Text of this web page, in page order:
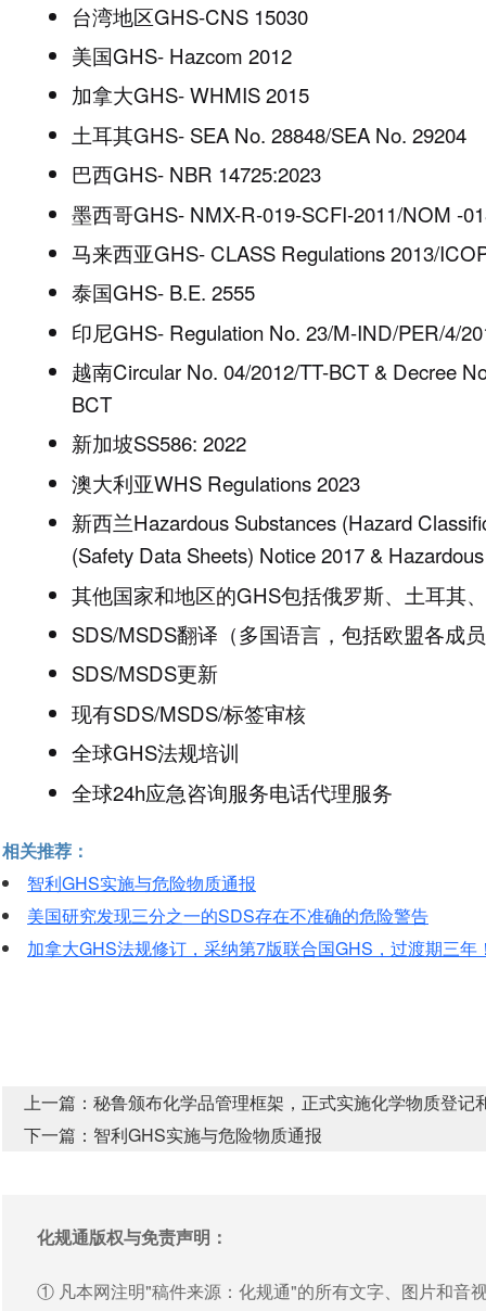
台湾地区GHS-CNS 15030
美国GHS- Hazcom 2012
加拿大GHS- WHMIS 2015
土耳其GHS- SEA No. 28848/SEA No. 29204
巴西GHS- NBR 14725:2023
墨西哥GHS- NMX-R-019-SCFI-2011/NOM -
马来西亚GHS- CLASS Regulations 2013/
泰国GHS- B.E. 2555
印尼GHS- Regulation No. 23/M-IND/PER/4/
越南Circular No. 04/2012/TT-BCT & Decree
BCT
新加坡SS586: 2022
澳大利亚WHS Regulations 2023
新西兰Hazardous Substances (Hazard
(Safety Data Sheets) Notice 2017 &
其他国家和地区的GHS包括俄罗斯、土耳其
SDS/MSDS翻译（多国语言，包括欧盟各成
SDS/MSDS更新
现有SDS/MSDS/标签审核
全球GHS法规培训
全球24h应急咨询服务电话代理服务
相关推荐：
智利GHS实施与危险物质通报
美国研究发现三分之一的SDS存在不准确的危险警告
加拿大GHS法规修订，采纳第7版联合国GHS，过渡期三年
上一篇： 秘鲁颁布化学品管理框架，正式实施化学物质登记
下一篇： 智利GHS实施与危险物质通报
化规通版权与免责声明：
① 凡本网注明"稿件来源：化规通"的所有文字、图片和音